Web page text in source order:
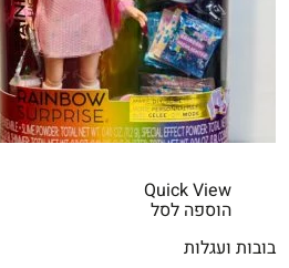
Quick View
הוספה לסל
בובות ועגלות